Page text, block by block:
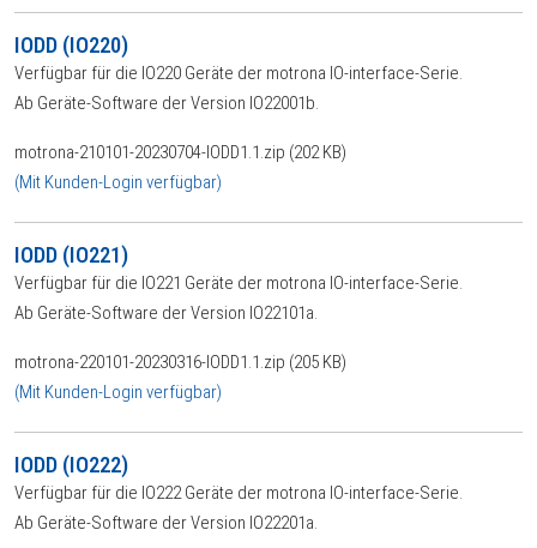
IODD (IO220)
Verfügbar für die IO220 Geräte der motrona IO-interface-Serie.
Ab Geräte-Software der Version IO22001b.
motrona-210101-20230704-IODD1.1.zip (202 KB)
(Mit Kunden-Login verfügbar)
IODD (IO221)
Verfügbar für die IO221 Geräte der motrona IO-interface-Serie.
Ab Geräte-Software der Version IO22101a.
motrona-220101-20230316-IODD1.1.zip (205 KB)
(Mit Kunden-Login verfügbar)
IODD (IO222)
Verfügbar für die IO222 Geräte der motrona IO-interface-Serie.
Ab Geräte-Software der Version IO22201a.